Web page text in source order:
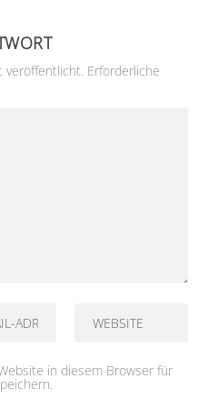
veröffentlicht. Erforderliche
in diesem Browser für